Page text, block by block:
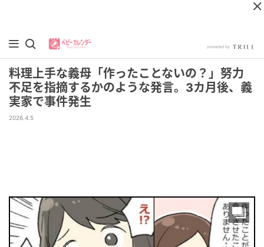
料理上手な義母「作ったことないの？」努力
不足を指摘するかのような発言。3カ月後、義
実家で事件発生
2026.4.5